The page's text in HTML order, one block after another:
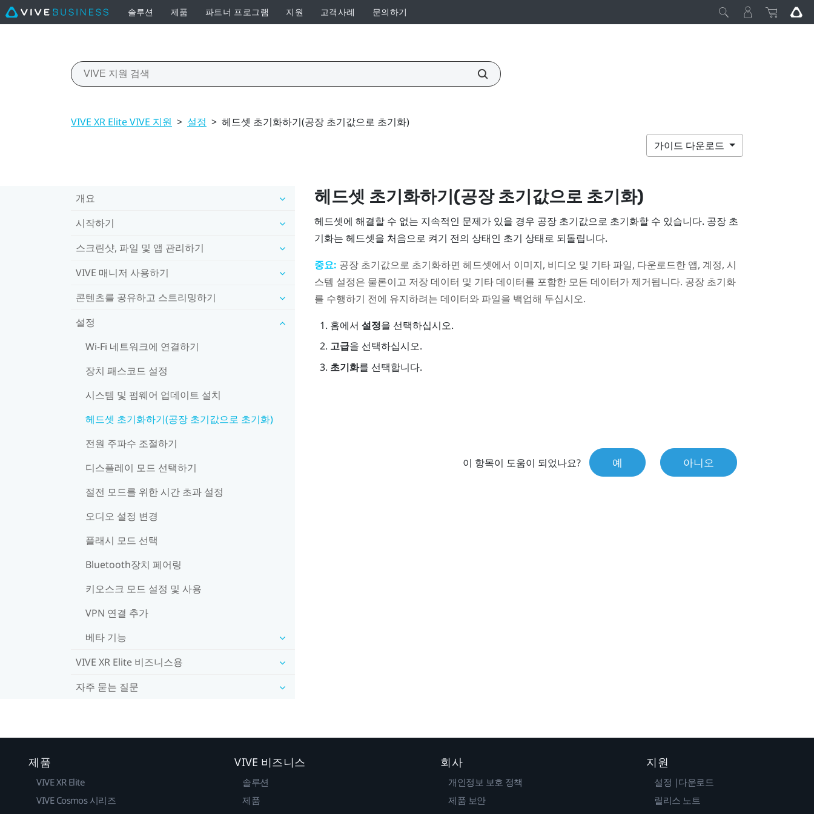
솔루션 제품 파트너 프로그램 지원 고객사례 문의하기
VIVE XR Elite VIVE 지원 > 설정 > 헤드셋 초기화하기(공장 초기값으로 초기화)
가이드 다운로드
개요
시작하기
스크린샷, 파일 및 앱 관리하기
VIVE 매니저 사용하기
콘텐츠를 공유하고 스트리밍하기
설정
Wi‍-Fi 네트워크에 연결하기
장치 패스코드 설정
시스템 및 펌웨어 업데이트 설치
헤드셋 초기화하기(공장 초기값으로 초기화)
전원 주파수 조절하기
디스플레이 모드 선택하기
절전 모드를 위한 시간 초과 설정
오디오 설정 변경
플래시 모드 선택
Bluetooth장치 페어링
키오스크 모드 설정 및 사용
VPN 연결 추가
베타 기능
VIVE XR Elite 비즈니스용
자주 묻는 질문
헤드셋 초기화하기(공장 초기값으로 초기화)
헤드셋에 해결할 수 없는 지속적인 문제가 있을 경우 공장 초기값으로 초기화할 수 있습니다. 공장 초
기화는 헤드셋을 처음으로 켜기 전의 상태인 초기 상태로 되돌립니다.
중요: 공장 초기값으로 초기화하면 헤드셋에서 이미지, 비디오 및 기타 파일, 다운로드한 앱, 계정, 시
스템 설정은 물론이고 저장 데이터 및 기타 데이터를 포함한 모든 데이터가 제거됩니다. 공장 초기화
를 수행하기 전에 유지하려는 데이터와 파일을 백업해 두십시오.
홈에서 설정을 선택하십시오.
고급을 선택하십시오.
초기화를 선택합니다.
이 항목이 도움이 되었나요? 예 아니오
제품
VIVE XR Elite
VIVE Cosmos 시리즈
VIVE 비즈니스
솔루션
제품
회사
개인정보 보호 정책
제품 보안
지원
설정 |다운로드
릴리스 노트